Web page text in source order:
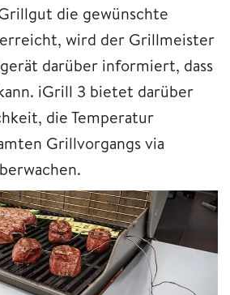
die gewünschte
wird der Grillmeister
darüber informiert, dass
iGrill 3 bietet darüber
die Temperatur
Grillvorgangs via